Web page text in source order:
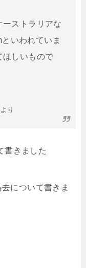
ストラリアな
いわれていま
ほしいもので
り
書きました
について書きま